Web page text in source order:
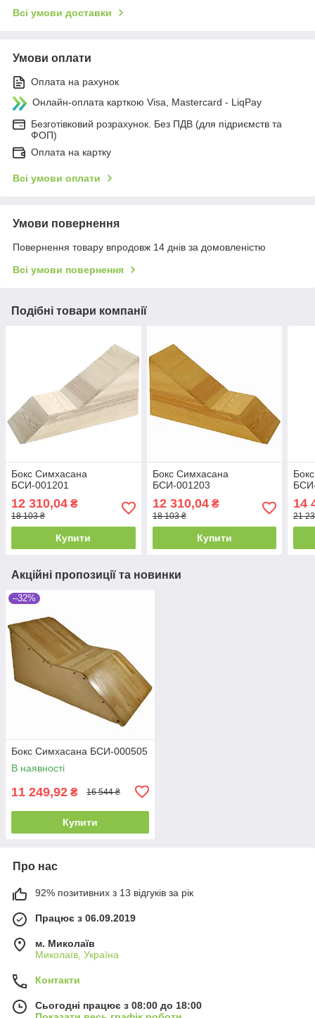
Всі умови доставки
Умови оплати
Оплата на рахунок
Онлайн-оплата карткою Visa, Mastercard - LiqPay
Безготівковий розрахунок. Без ПДВ (для підриємств та
ФОП)
Оплата на картку
Всі умови оплати
Умови повернення
Повернення товару впродовж 14 днів за домовленістю
Всі умови повернення
Подібні товари компанії
Бокс Симхасана
БСИ-001201
12 310,04 ₴
18 103 ₴
Купити
Бокс Симхасана
БСИ-001203
12 310,04₴
18 103 ₴
Купити
14
21
Акційні пропозиції та новинки
–32%
Бокс Симхасана БСИ-000505
В наявності
11 249,92 ₴ 16 544 ₴
Купити
Про нас
92% позитивних з 13 відгуків за рік
Працює з 06.09.2019
м. Миколаїв
Миколаїв, Україна
Контакти
Сьогодні працює з 08:00 до 18:00